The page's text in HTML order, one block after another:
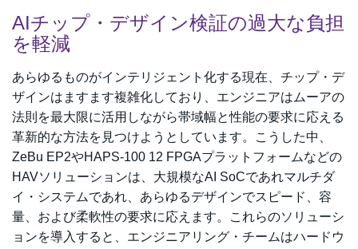
AIチップ・デザイン検証の過大な負担
を軽減
あらゆるものがインテリジェント化する現在、チップ・デ
ザインはますます複雑化しており、エンジニアはムーアの
法則を最大限に活用しながら帯域幅と性能の要求に応える
革新的な方法を見つけようとしています。こうした中、
ZeBu EP2やHAPS-100 12 FPGAプラットフォームなどの
HAVソリューションは、大規模なAI SoCであれマルチダ
イ・システムであれ、あらゆるデザインでスピード、容
量、および柔軟性の要求に応えます。これらのソリューシ
ョンを導入すると、エンジニアリング・チームはハードウ